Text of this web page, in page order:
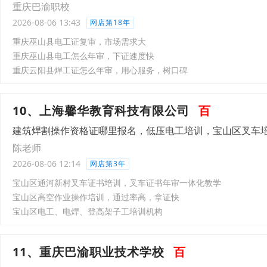
重庆巴渝职校
2026-08-06 13:43 网店第18年
重庆巫山县电工证复审，市场需求大
重庆巫山县电工怎么年审，下证速度快
重庆云阳县焊工证怎么年审，用心服务，树口碑
10、上海馨华教育科技有限公司 百
建筑焊割操作资格证哪里报名，低压电工培训，宝山区叉车
陈老师
2026-08-06 12:14 网店第3年
宝山区通河新村叉车证书培训，叉车证书年审一体化教学
宝山区高空作业操作培训，通过率高，拿证快
宝山区电工、电焊、登高架子工培训机构
11、重庆巴渝职业技术学校 百